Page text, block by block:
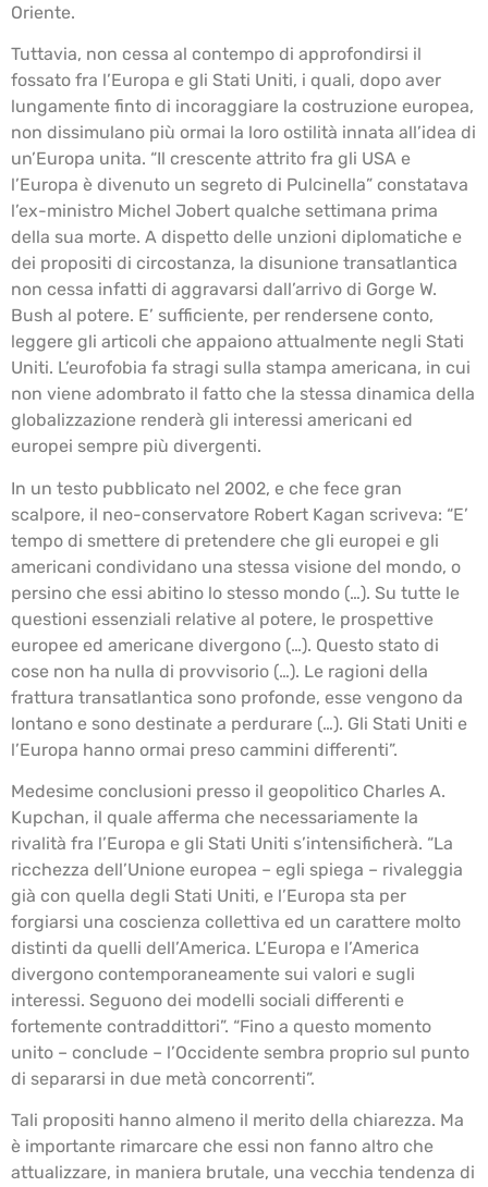
Oriente.
Tuttavia, non cessa al contempo di approfondirsi il
fossato fra l’Europa e gli Stati Uniti, i quali, dopo aver
lungamente finto di incoraggiare la costruzione europea,
non dissimulano più ormai la loro ostilità innata all’idea di
un’Europa unita. “Il crescente attrito fra gli USA e
l’Europa è divenuto un segreto di Pulcinella” constatava
l’ex-ministro Michel Jobert qualche settimana prima
della sua morte. A dispetto delle unzioni diplomatiche e
dei propositi di circostanza, la disunione transatlantica
non cessa infatti di aggravarsi dall’arrivo di Gorge W.
Bush al potere. E’ sufficiente, per rendersene conto,
leggere gli articoli che appaiono attualmente negli Stati
Uniti. L’eurofobia fa stragi sulla stampa americana, in cui
non viene adombrato il fatto che la stessa dinamica della
globalizzazione renderà gli interessi americani ed
europei sempre più divergenti.
In un testo pubblicato nel 2002, e che fece gran
scalpore, il neo-conservatore Robert Kagan scriveva: “E’
tempo di smettere di pretendere che gli europei e gli
americani condividano una stessa visione del mondo, o
persino che essi abitino lo stesso mondo (…). Su tutte le
questioni essenziali relative al potere, le prospettive
europee ed americane divergono (…). Questo stato di
cose non ha nulla di provvisorio (…). Le ragioni della
frattura transatlantica sono profonde, esse vengono da
lontano e sono destinate a perdurare (…). Gli Stati Uniti e
l’Europa hanno ormai preso cammini differenti”.
Medesime conclusioni presso il geopolitico Charles A.
Kupchan, il quale afferma che necessariamente la
rivalità fra l’Europa e gli Stati Uniti s’intensificherà. “La
ricchezza dell’Unione europea – egli spiega – rivaleggia
già con quella degli Stati Uniti, e l’Europa sta per
forgiarsi una coscienza collettiva ed un carattere molto
distinti da quelli dell’America. L’Europa e l’America
divergono contemporaneamente sui valori e sugli
interessi. Seguono dei modelli sociali differenti e
fortemente contraddittori”. “Fino a questo momento
unito – conclude – l’Occidente sembra proprio sul punto
di separarsi in due metà concorrenti”.
Tali propositi hanno almeno il merito della chiarezza. Ma
è importante rimarcare che essi non fanno altro che
attualizzare, in maniera brutale, una vecchia tendenza di